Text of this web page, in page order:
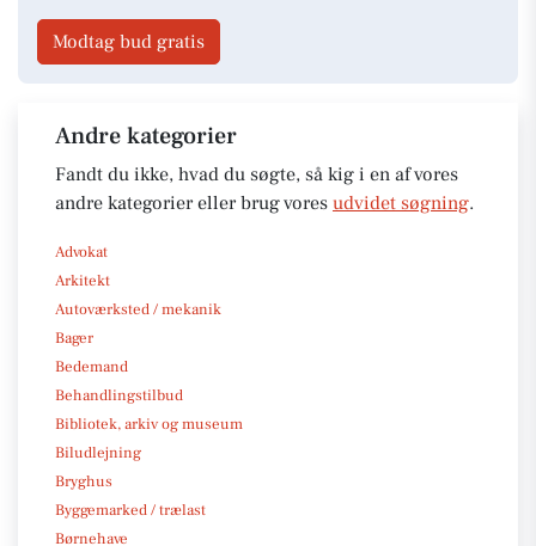
Modtag bud gratis
Andre kategorier
Fandt du ikke, hvad du søgte, så kig i en af vores
andre kategorier eller brug vores udvidet søgning.
Advokat
Arkitekt
Autoværksted / mekanik
Bager
Bedemand
Behandlingstilbud
Bibliotek, arkiv og museum
Biludlejning
Bryghus
Byggemarked / trælast
Børnehave